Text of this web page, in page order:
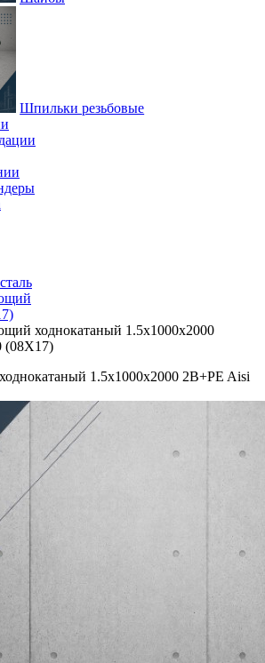
Шпильки резьбовые
ходнокатаный 1.5х1000х2000
(08Х17)
1.5х1000х2000 2B+PE Aisi